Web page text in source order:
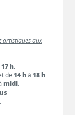
artistiques aux
17 h.
de 14 hà 18 h.
midi.